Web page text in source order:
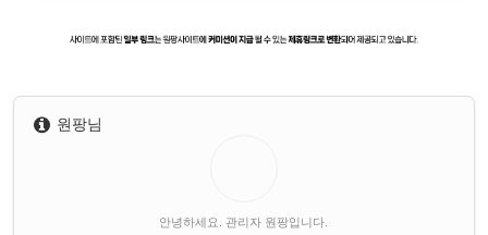
원팡님
안녕하세요. 관리자 원팡입니다.